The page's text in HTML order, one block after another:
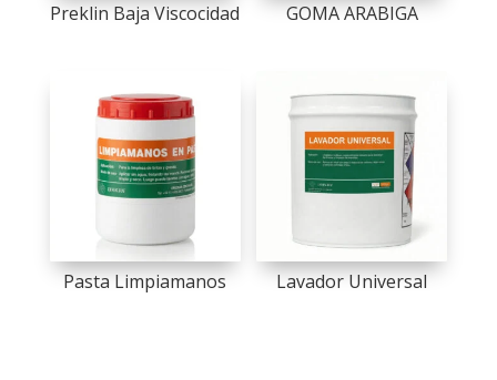
Preklin Baja Viscocidad GOMA ARABIGA
Pasta Limpiamanos Lavador Universal